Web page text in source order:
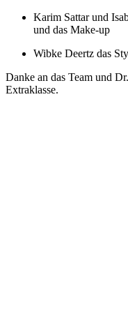
Karim Sattar und
und das Make-up
Wibke Deertz das
Danke an das Team und
Extraklasse.